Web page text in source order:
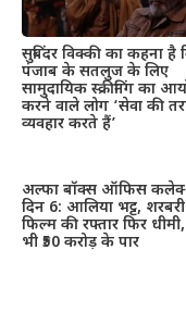
सुबिंदर विक्की का कहना है
पंजाब के सतलुज के लिए
सामुदायिक स्क्रीनिंग का
करने वाले लोग ‘सेवा की
व्यवहार करते हैं’
अल्फा बॉक्स ऑफिस
दिन 6: आलिया भट्ट,
फिल्म की रफ्तार फिर
भी ₹50 करोड़ के पार